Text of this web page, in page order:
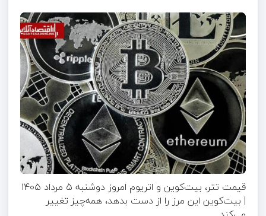
قیمت تتر، بیت‌کوین و اتریوم امروز دوشنبه ۵ مرداد ۱۴۰۵
| بیت‌کوین این مرز را از دست بدهد، همه‌چیز تغییر